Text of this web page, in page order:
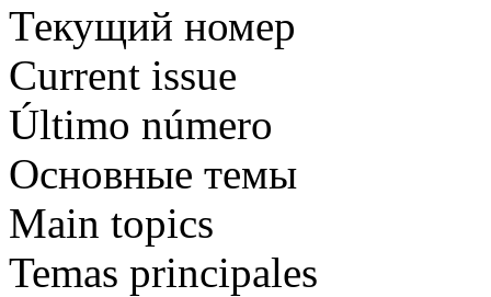
Текущий номер
Current issue
Último número
Основные темы
Main topics
Temas principales